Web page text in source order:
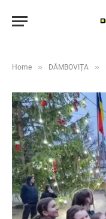
Home » DÂMBOVIȚA »